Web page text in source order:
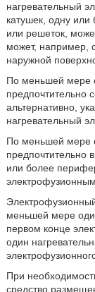
нагревательный
катушек, одну или
или решеток,
может, например,
наружной
По меньшей мере
предпочтительно
альтернативно,
нагревательный
По меньшей мере
предпочтительно
или более
меньшей мере
первом конце
один
При
средство